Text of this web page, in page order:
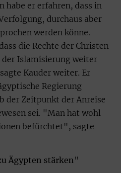
habe er erfahren, dass in
durchaus aber
werden könne.
die Rechte der Christen
Islamisierung weiter
Kauder weiter. Er
Regierung
der Zeitpunkt der Anreise
sei. "Man hat wohl
befürchtet", sagte
Ägypten stärken"